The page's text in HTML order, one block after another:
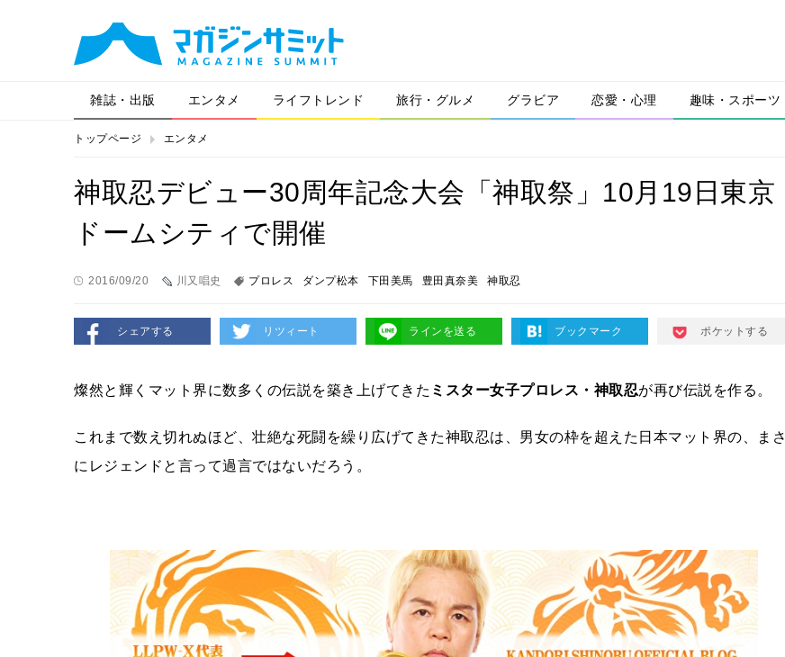
雑誌・出版 エンタメ ライフトレンド 旅行・グルメ グラビア 恋愛・心理 趣味・スポーツ
トップページ エンタメ
神取忍デビュー30周年記念大会「神取祭」10月19日東京
ドームシティで開催
2016/09/20 川又唱史 プロレス ダンプ松本 下田美馬 豊田真奈美 神取忍
シェアする リツィート ラインを送る ブックマーク ポケットする
燦然と輝くマット界に数多くの伝説を築き上げてきた ミスター女子プロレス・神取忍が再び伝説を作る。
これまで数え切れぬほど、壮絶な死闘を繰り広げてきた神取忍は、男女の枠を超えた日本マット界の、まさ
にレジェンドと言って過言ではないだろう。